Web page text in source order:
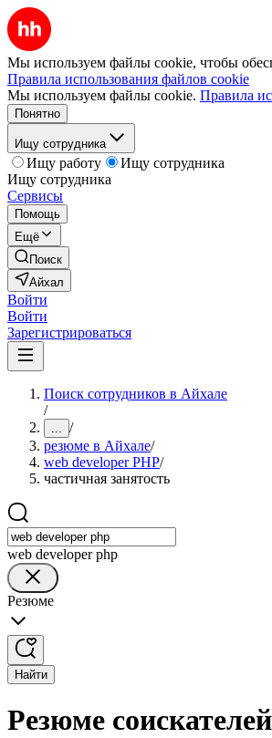
Мы используем файлы cookie, чтобы
Правила использования файлов cookie
Мы используем файлы cookie. Правила
Понятно
Ищу сотрудника
Ищу работу
Ищу сотрудника
Ищу сотрудника
Сервисы
Помощь
Ещё
Поиск
Айхал
Войти
Войти
Зарегистрироваться
Поиск сотрудников в Айхале
/
... /
резюме в Айхале/
web developer PHP/
частичная занятость
web developer php
Резюме
Найти
Резюме